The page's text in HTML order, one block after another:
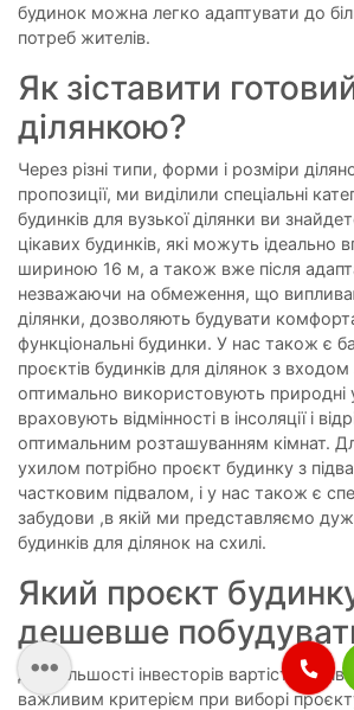
будинок можна легко адаптувати до
потреб жителів.
Як зіставити
ділянкою?
Через різні типи, форми і розміри
пропозиції, ми виділили спеціальні
будинків для вузької ділянки ви
цікавих будинків, які можуть ідеально
шириною 16 м, а також вже після
незважаючи на обмеження, що
ділянки, дозволяють будувати
функціональні будинки. У нас також є
проєктів будинків для ділянок з входом
оптимально використовують природні
враховують відмінності в інсоляції і
оптимальним розташуванням кімнат.
ухилом потрібно проєкт будинку з
частковим підвалом, і у нас також є
забудови ,в якій ми представляємо
будинків для ділянок на схилі.
Який проєкт
дешевше
Для більшості інвесторів вартість
важливим критерієм при виборі